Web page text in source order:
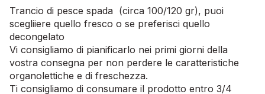
Trancio di pesce spada (circa 100/120 gr), puoi
scegliiere quello fresco o se preferisci quello
decongelato
Vi consigliamo di pianificarlo nei primi giorni della
vostra consegna per non perdere le caratteristiche
organolettiche e di freschezza.
Ti consigliamo di consumare il prodotto entro 3/4